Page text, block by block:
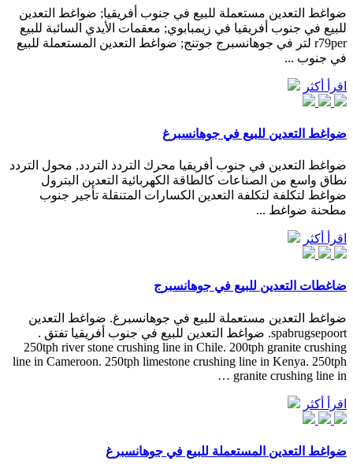
ضواغط التعدين مستعملة للبيع في جنوب أفريقيا; ضواغط التعدين
للبيع في جنوب أفريقيا في زيمبابوي; معقمات الأيدي السائبة للبيع
r79per لتر في جوهانسبرج جوتنج; ضواغط التعدين المستعملة للبيع
في جنوب ...
اقرأ أكثر
ضواغط التعدين للبيع في جوهانسبرغ
ضواغط التعدين في جنوب أفريقيا محرك التردد التردد, محول التردد
نطاق واسع من الصناعات كالطاقة الكهربائية التعدين البترول
ضواغط لتكلفة لتكلفة التعدين الكسارات المتنقلة تأجير جنوب
مطحنة ضواغط ...
اقرأ أكثر
ضاغطات التعدين للبيع في جوهانسبرج
ضواغط التعدين مستعملة للبيع في جوهانسبرغ. ضواغط التعدين
spabrugsepoort. ضواغط التعدين للبيع في جنوب أفريقيا تفتق .
250tph river stone crushing line in Chile. 200tph granite crushing
line in Cameroon. 250tph limestone crushing line in Kenya. 250tph
granite crushing line in …
اقرأ أكثر
ضواغط التعدين المستعملة للبيع في جوهانسبرغ